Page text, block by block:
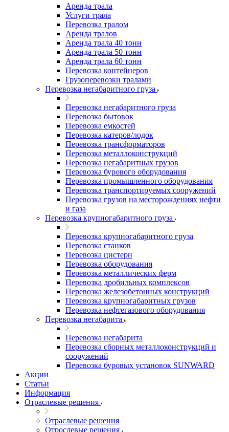
Аренда трала
Услуги трала
Перевозка тралом
Аренда тралов
Аренда трала 40 тонн
Аренда трала 50 тонн
Аренда трала 60 тонн
Перевозка контейнеров
Грузоперевозки тралами
Перевозка негабаритного груза
Перевозка негабаритного груза
Перевозка бытовок
Перевозка емкостей
Перевозка катеров/лодок
Перевозка трансформаторов
Перевозка металлоконструкций
Перевозка негабаритных грузов
Перевозка бурового оборудования
Перевозка промышленного оборудования
Перевозка транспортируемых сооружений
Перевозка грузов на месторождениях нефти
и газа
Перевозка крупногабаритного груза
Перевозка крупногабаритного груза
Перевозка станков
Перевозка цистерн
Перевозка оборудования
Перевозка металлических ферм
Перевозка дробильных комплексов
Перевозка железобетонных конструкций
Перевозка крупногабаритных грузов
Перевозка нефтегазового оборудования
Перевозка негабарита
Перевозка негабарита
Перевозка сборных металлоконструкций и
сооружений
Перевозка буровых установок SUNWARD
Акции
Статьи
Информация
Отраслевые решения
Отраслевые решения
Отрослевые решения